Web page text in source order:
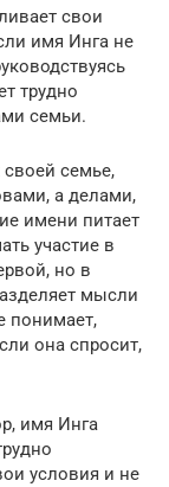
свои
имя Инга не
трудно
семьи.
семье,
а делами,
имени питает
участие в
но в
мысли
понимает,
она спросит,
имя Инга
условия и не